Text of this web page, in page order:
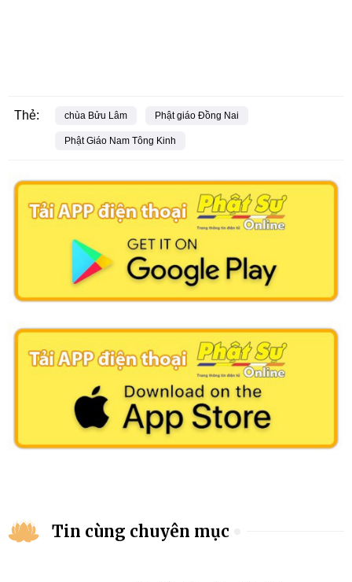
Thẻ: chùa Bửu Lâm Phật giáo Đồng Nai
Phật Giáo Nam Tông Kinh
Tin cùng chuyên mục